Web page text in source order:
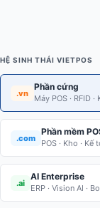
HỆ SINH THÁI VIETPOS
.vn
Phần cứng
Máy POS · RFID ·
.com
Phần mềm
POS · Kho · Kế
.ai
AI Enterprise
ERP · Vision AI ·